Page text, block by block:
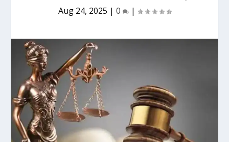
Aug 24, 2025 | 0 |